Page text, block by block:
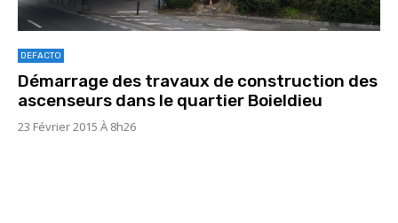
DEFACTO
Démarrage des travaux de construction des
ascenseurs dans le quartier Boieldieu
23 Février 2015 À 8h26